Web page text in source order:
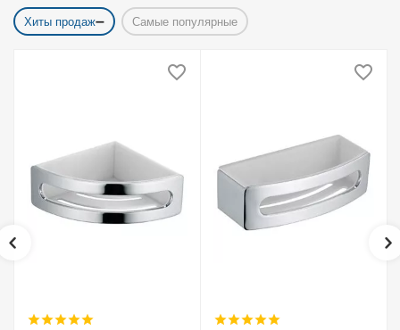
Хиты продаж Самые популярные